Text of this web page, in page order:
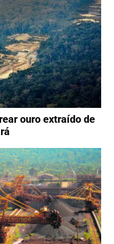
ouro extraído de